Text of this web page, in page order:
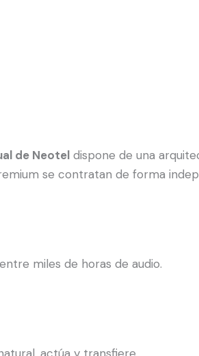
de Neotel dispone de una
se contratan de forma
miles de horas de audio.